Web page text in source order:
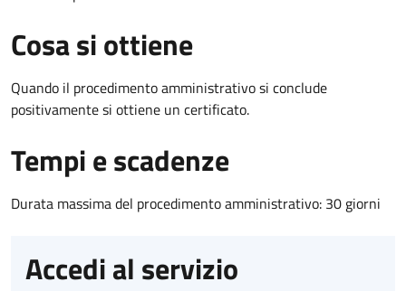
Cosa si ottiene
Quando il procedimento amministrativo si conclude
positivamente si ottiene un certificato.
Tempi e scadenze
Durata massima del procedimento amministrativo: 30 giorni
Accedi al servizio